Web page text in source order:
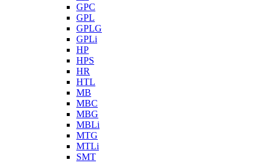
GPC
GPL
GPLG
GPLi
HP
HPS
HR
HTL
MB
MBC
MBG
MBLi
MTG
MTLi
SMT